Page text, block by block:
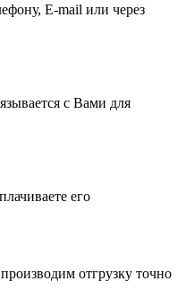
E-mail или через
с Вами для
его
отгрузку точно